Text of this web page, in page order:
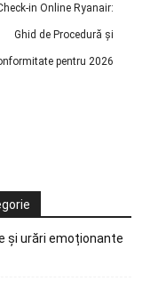
in Online Ryanair:
Ghid de Procedură și
pentru 2026
și urări emoționante